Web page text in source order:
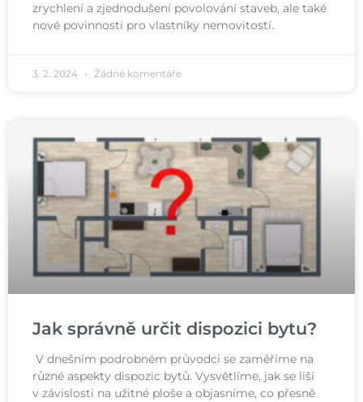
zrychlení a zjednodušení povolování staveb, ale také
nové povinnosti pro vlastníky nemovitostí.
3. 2. 2024 Žádné komentáře
Jak správně určit dispozici bytu?
V dnešním podrobném průvodci se zaměříme na
různé aspekty dispozic bytů. Vysvětlíme, jak se liší
v závislosti na užitné ploše a objasníme, co přesně